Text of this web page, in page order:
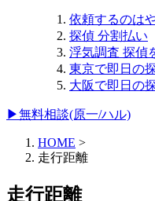
依頼するのは
探偵 分割払い
浮気調査 探偵
東京で即日の
大阪で即日の
▶無料相談(原一/ハル)
HOME >
走行距離
走行距離